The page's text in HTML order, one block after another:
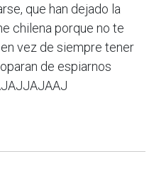
que han dejado la
chilena porque no te
vez de siempre tener
de espiarnos